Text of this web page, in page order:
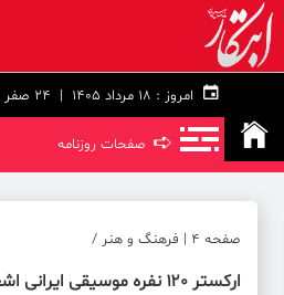
امروز : 24 صفر 1448
➪ صفحات روزنامه
صفحه ۴ | فرهنگ و هنر /
ارکستر ۱۲۰ نفره موسیقی